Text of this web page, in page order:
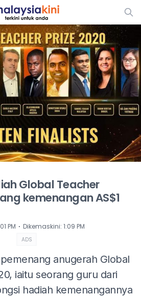
ADS
Global Teacher
kemenangan AS$1
PM ⋅ Dikemaskini: 1:09 PM
ADS
anugerah Global
iaitu seorang guru dari
hadiah kemenangannya